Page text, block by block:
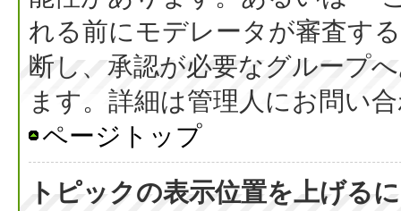
れる前にモデレータが審査す
断し、承認が必要なグループ
ます。詳細は管理人にお問い
ページトップ
トピックの表示位置を上げる